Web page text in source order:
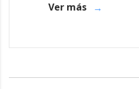
Ver más